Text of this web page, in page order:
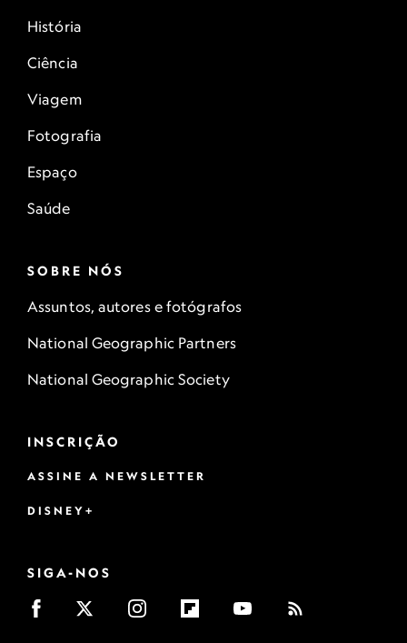
História
Ciência
Viagem
Fotografia
Espaço
Saúde
SOBRE NÓS
Assuntos, autores e fotógrafos
National Geographic Partners
National Geographic Society
INSCRIÇÃO
ASSINE A NEWSLETTER
DISNEY+
SIGA-NOS